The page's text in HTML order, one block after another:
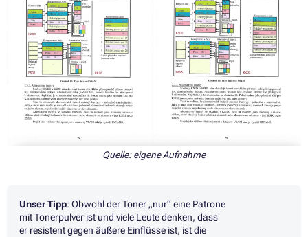
Quelle: eigene Aufnahme
Unser Tipp: Obwohl der Toner „nur“ eine Patrone
mit Tonerpulver ist und viele Leute denken, dass
er resistent gegen äußere Einflüsse ist, ist die